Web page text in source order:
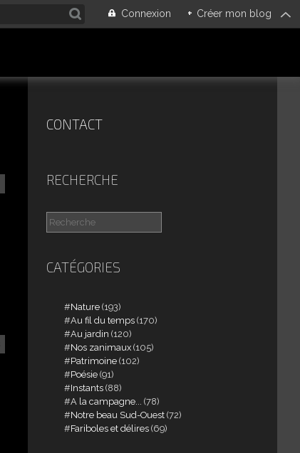
Connexion + Créer mon blog
CONTACT
RECHERCHE
CATÉGORIES
Nature (193)
Au fil du temps (170)
Au jardin (120)
Nos zanimaux (105)
Patrimoine (102)
Poésie (91)
Instants (88)
A la campagne...
(78)
Notre beau Sud-Ouest (72)
Fariboles et délires (69)